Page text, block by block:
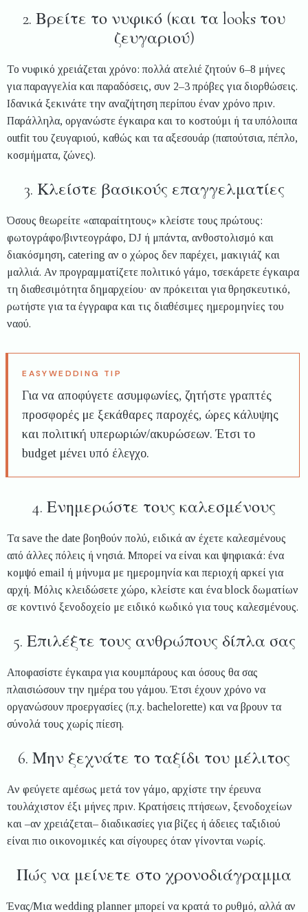
2. Βρείτε το νυφικό (και τα looks του
ζευγαριού)
Το νυφικό χρειάζεται χρόνο: πολλά ατελιέ ζητούν 6–8 μήνες
για παραγγελία και παραδόσεις, συν 2–3 πρόβες για διορθώσεις.
Ιδανικά ξεκινάτε την αναζήτηση περίπου έναν χρόνο πριν.
Παράλληλα, οργανώστε έγκαιρα και το κοστούμι ή τα υπόλοιπα
outfit του ζευγαριού, καθώς και τα αξεσουάρ (παπούτσια, πέπλο,
κοσμήματα, ζώνες).
3. Κλείστε βασικούς επαγγελματίες
Όσους θεωρείτε «απαραίτητους» κλείστε τους πρώτους:
φωτογράφο/βιντεογράφο, DJ ή μπάντα, ανθοστολισμό και
διακόσμηση, catering αν ο χώρος δεν παρέχει, μακιγιάζ και
μαλλιά. Αν προγραμματίζετε πολιτικό γάμο, τσεκάρετε έγκαιρα
τη διαθεσιμότητα δημαρχείου· αν πρόκειται για θρησκευτικό,
ρωτήστε για τα έγγραφα και τις διαθέσιμες ημερομηνίες του
ναού.
Για να αποφύγετε ασυμφωνίες, ζητήστε γραπτές
προσφορές με ξεκάθαρες παροχές, ώρες κάλυψης
και πολιτική υπερωριών/ακυρώσεων. Έτσι το
budget μένει υπό έλεγχο.
4. Ενημερώστε τους καλεσμένους
Τα save the date βοηθούν πολύ, ειδικά αν έχετε καλεσμένους
από άλλες πόλεις ή νησιά. Μπορεί να είναι και ψηφιακά: ένα
κομψό email ή μήνυμα με ημερομηνία και περιοχή αρκεί για
αρχή. Μόλις κλειδώσετε χώρο, κλείστε και ένα block δωματίων
σε κοντινό ξενοδοχείο με ειδικό κωδικό για τους καλεσμένους.
5. Επιλέξτε τους ανθρώπους δίπλα σας
Αποφασίστε έγκαιρα για κουμπάρους και όσους θα σας
πλαισιώσουν την ημέρα του γάμου. Έτσι έχουν χρόνο να
οργανώσουν προεργασίες (π.χ. bachelorette) και να βρουν τα
σύνολά τους χωρίς πίεση.
6. Μην ξεχνάτε το ταξίδι του μέλιτος
Αν φεύγετε αμέσως μετά τον γάμο, αρχίστε την έρευνα
τουλάχιστον έξι μήνες πριν. Κρατήσεις πτήσεων, ξενοδοχείων
και –αν χρειάζεται– διαδικασίες για βίζες ή άδειες ταξιδιού
είναι πιο οικονομικές και σίγουρες όταν γίνονται νωρίς.
Πώς να μείνετε στο χρονοδιάγραμμα
Ένας/Μια wedding planner μπορεί να κρατά το ρυθμό, αλλά αν